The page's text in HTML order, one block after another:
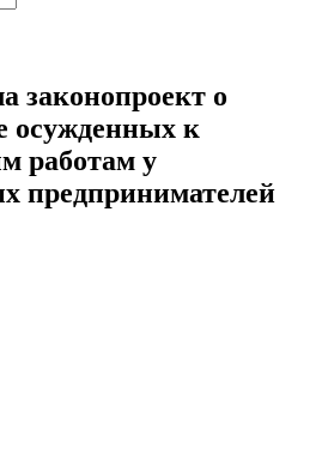
законопроект о
осужденных к
работам у
предпринимателей